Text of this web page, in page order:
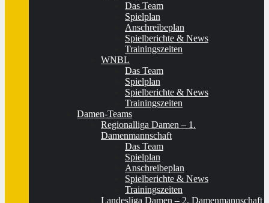
Das Team
Spielplan
Anschreibeplan
Spielberichte & News
Trainingszeiten
WNBL
Das Team
Spielplan
Spielberichte & News
Trainingszeiten
Damen-Teams
Regionalliga Damen – 1.
Damenmannschaft
Das Team
Spielplan
Anschreibeplan
Spielberichte & News
Trainingszeiten
Landesliga Damen – 2. Damenmannschaft